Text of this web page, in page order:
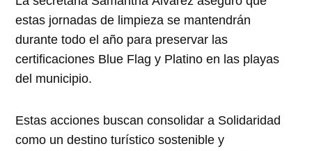
estas jornadas de limpieza se mantendrán
durante todo el año para preservar las
certificaciones Blue Flag y Platino en las playas
del municipio.
Estas acciones buscan consolidar a Solidaridad
como un destino turístico sostenible y